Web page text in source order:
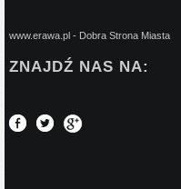
www.erawa.pl - Dobra Strona Miasta
ZNAJDŹ NAS NA: